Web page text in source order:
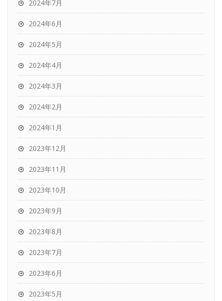
2024年7月
2024年6月
2024年5月
2024年4月
2024年3月
2024年2月
2024年1月
2023年12月
2023年11月
2023年10月
2023年9月
2023年8月
2023年7月
2023年6月
2023年5月